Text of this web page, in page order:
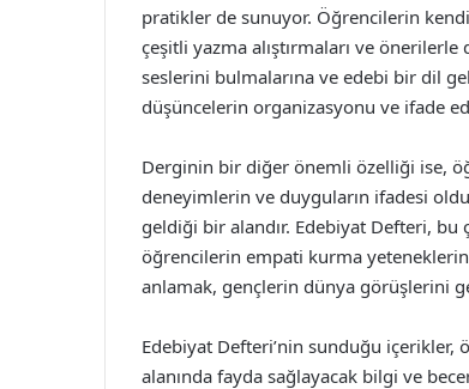
pratikler de sunuyor. Öğrencilerin
çeşitli yazma alıştırmaları ve
seslerini bulmalarına ve edebi bir dil
düşüncelerin organizasyonu ve ifade
Derginin bir diğer önemli özelliği ise,
deneyimlerin ve duyguların ifadesi
geldiği bir alandır. Edebiyat Defteri,
öğrencilerin empati kurma
anlamak, gençlerin dünya görüşlerini
Edebiyat Defteri’nin sunduğu içerikler,
alanında fayda sağlayacak bilgi ve